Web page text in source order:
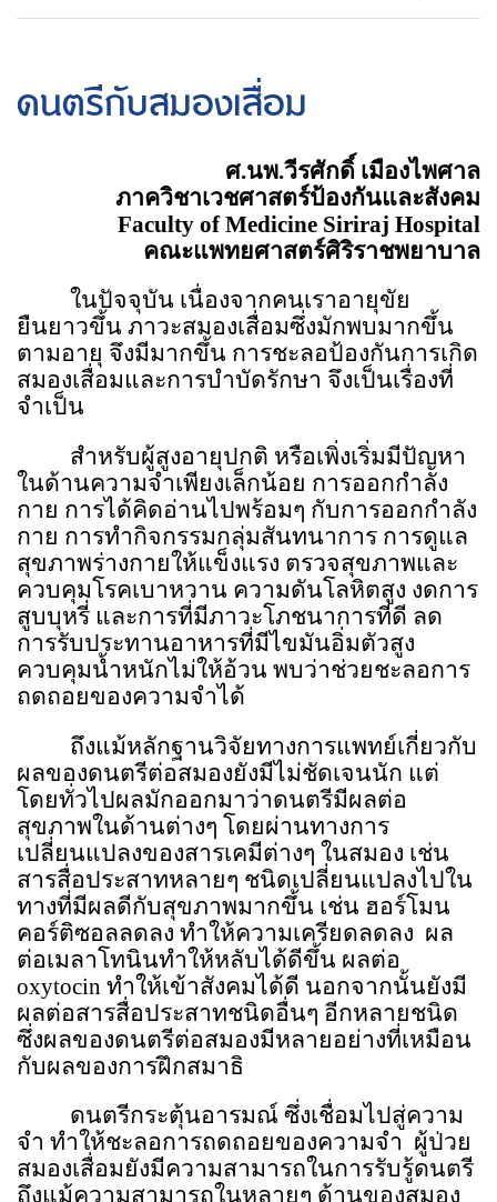
ดนตรีกับสมองเสื่อม
ศ.นพ.วีรศักดิ์ เมืองไพศาล
ภาควิชาเวชศาสตร์ป้องกันและสังคม
Faculty of Medicine Siriraj Hospital
คณะแพทยศาสตร์ศิริราชพยาบาล
ในปัจจุบัน เนื่องจากคนเราอายุขัย
ยืนยาวขึ้น ภาวะสมองเสื่อมซึ่งมักพบมากขึ้น
ตามอายุ จึงมีมากขึ้น การชะลอป้องกันการเกิด
สมองเสื่อมและการบำบัดรักษา จึงเป็นเรื่องที่
จำเป็น
สำหรับผู้สูงอายุปกติ หรือเพิ่งเริ่มมีปัญหา
ในด้านความจำเพียงเล็กน้อย การออกกำลัง
กาย การได้คิดอ่านไปพร้อมๆ กับการออกกำลัง
กาย การทำกิจกรรมกลุ่มสันทนาการ การดูแล
สุขภาพร่างกายให้แข็งแรง ตรวจสุขภาพและ
ควบคุมโรคเบาหวาน ความดันโลหิตสูง งดการ
สูบบุหรี่ และการที่มีภาวะโภชนาการที่ดี ลด
การรับประทานอาหารที่มีไขมันอิ่มตัวสูง
ควบคุมน้ำหนักไม่ให้อ้วน พบว่าช่วยชะลอการ
ถดถอยของความจำได้
ถึงแม้หลักฐานวิจัยทางการแพทย์เกี่ยวกับ
ผลของดนตรีต่อสมองยังมีไม่ชัดเจนนัก แต่
โดยทั่วไปผลมักออกมาว่าดนตรีมีผลต่อ
สุขภาพในด้านต่างๆ โดยผ่านทางการ
เปลี่ยนแปลงของสารเคมีต่างๆ ในสมอง เช่น
สารสื่อประสาทหลายๆ ชนิดเปลี่ยนแปลงไปใน
ทางที่มีผลดีกับสุขภาพมากขึ้น เช่น ฮอร์โมน
คอร์ติซอลลดลง ทำให้ความเครียดลดลง ผล
ต่อเมลาโทนินทำให้หลับได้ดีขึ้น ผลต่อ
oxytocin ทำให้เข้าสังคมได้ดี นอกจากนั้นยังมี
ผลต่อสารสื่อประสาทชนิดอื่นๆ อีกหลายชนิด
ซึ่งผลของดนตรีต่อสมองมีหลายอย่างที่เหมือน
กับผลของการฝึกสมาธิ
ดนตรีกระตุ้นอารมณ์ ซึ่งเชื่อมไปสู่ความ
จำ ทำให้ชะลอการถดถอยของความจำ ผู้ป่วย
สมองเสื่อมยังมีความสามารถในการรับรู้ดนตรี
ถึงแม้ความสามารถในหลายๆ ด้านของสมอง